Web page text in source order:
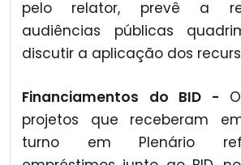
pelo relator, prevê a
audiências públicas
discutir a aplicação dos
Financiamentos do BID -
projetos que receberam
turno em Plenário